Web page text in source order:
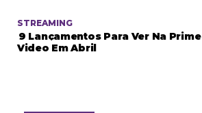
STREAMING
9 Lançamentos Para Ver Na Prime
Video Em Abril